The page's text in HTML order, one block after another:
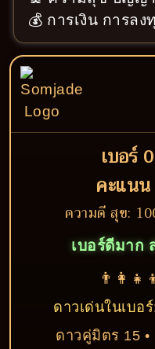
💰 การเงิน การล
เบอร์
คะแน
ความดี สุข:
เบอร์ดีมาก
ดาวเด่นในเบอ
ดาวคู่มิตร 15